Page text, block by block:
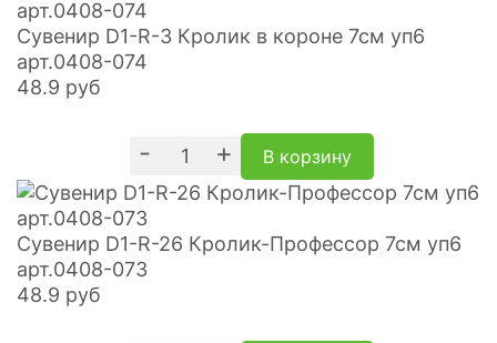
Сувенир D1-R-3 Кролик в короне 7см уп6
арт.0408-074
48.9 руб
- + В корзину
Сувенир D1-R-26 Кролик-Профессор 7см уп6
арт.0408-073
48.9 руб